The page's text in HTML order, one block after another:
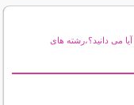
می دانید؟،رشته های